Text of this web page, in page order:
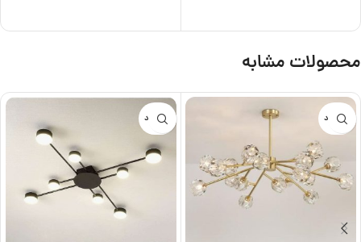
محصولات مشابه
ناموجود ناموجود